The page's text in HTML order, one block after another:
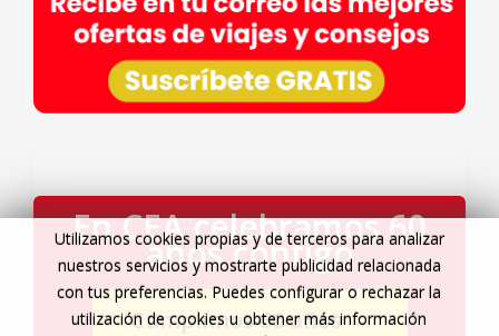
En CEA celebramos 60
años contigo
Cumplimos 60 años→
Utilizamos cookies propias y de terceros para analizar
nuestros servicios y mostrarte publicidad relacionada
con tus preferencias. Puedes configurar o rechazar la
utilización de cookies u obtener más información